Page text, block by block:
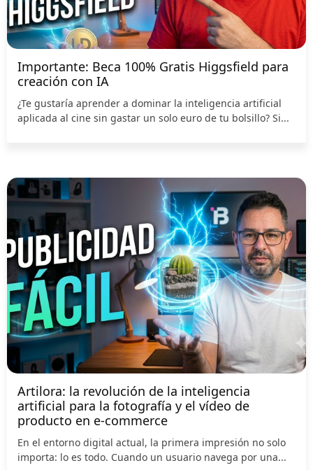
Importante: Beca 100% Gratis Higgsfield para
creación con IA
¿Te gustaría aprender a dominar la inteligencia artificial
aplicada al cine sin gastar un solo euro de tu bolsillo? Si...
Artilora: la revolución de la inteligencia
artificial para la fotografía y el vídeo de
producto en e-commerce
En el entorno digital actual, la primera impresión no solo
importa: lo es todo. Cuando un usuario navega por una...